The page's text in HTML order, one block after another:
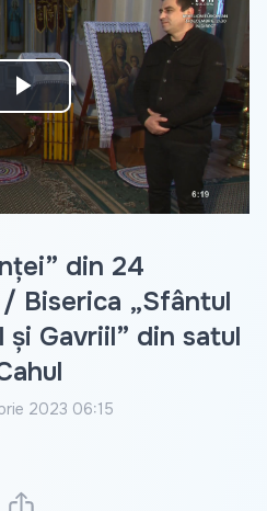
Play
Video
din 24
Biserica „Sfântul
și Gavriil” din satul
2023 06:15